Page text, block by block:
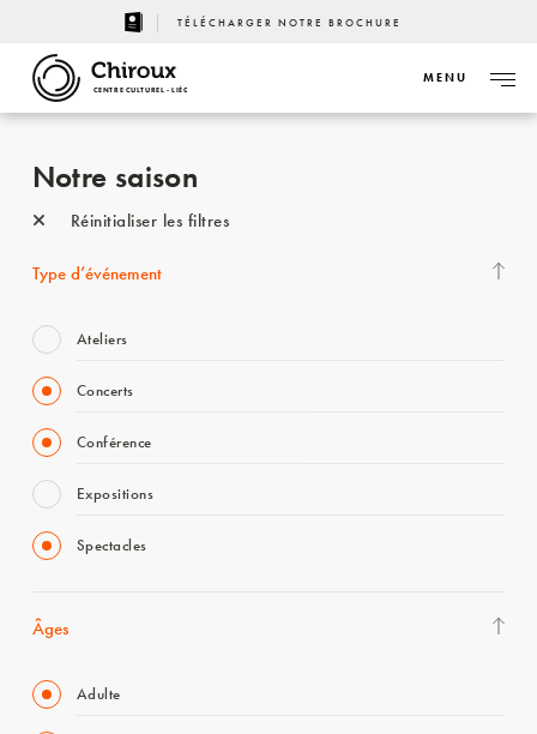
TÉLÉCHARGER NOTRE BROCHURE
CENTRE CULTUREL - LIÈGE
MENU
Notre saison
Réinitialiser les filtres
Type d’événement
Ateliers
Concerts
Conférence
Expositions
Spectacles
Âges
Adulte